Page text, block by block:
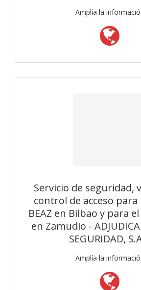
Amplía la
Servicio de seguridad,
control de acceso para
BEAZ en Bilbao y para
en Zamudio -
SEGURIDAD,
Amplía la